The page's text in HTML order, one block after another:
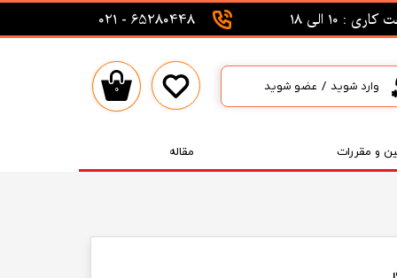
و مقررات مقاله
: 10 الی 18 65280448 - 021
۰ وارد شوید / عضو شوید
حساب کاربری من
تغییر گذر واژه